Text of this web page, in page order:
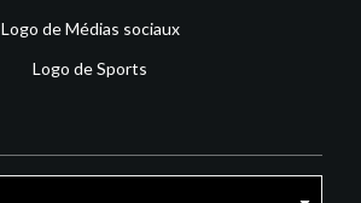
Logo de Médias sociaux
Logo de Sports